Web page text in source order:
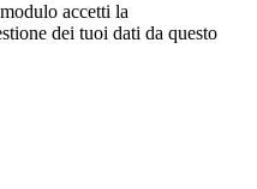
accetti la
dei tuoi dati da questo